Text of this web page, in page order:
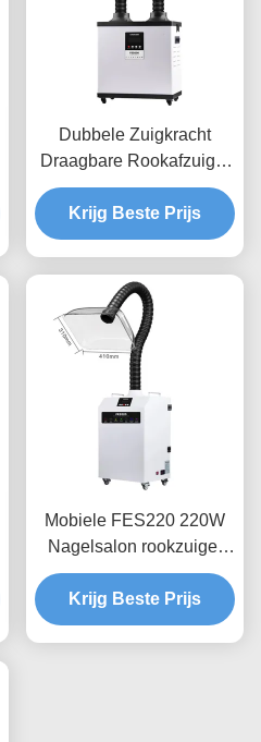
Dubbele Zuigkracht
Draagbare Rookafzuiger
met HEPA-filtratie en
Laag Geluidsniveau voor
Schoonheidssalons
Krijg Beste Prijs
Mobiele FES220 220W
Nagelsalon rookzuiger
met 410 mm vierkante
siliconen hoes
Krijg Beste Prijs